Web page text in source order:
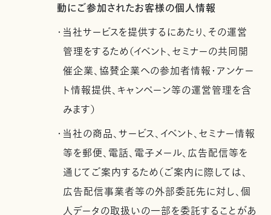
動にご参加されたお客様の個人情報
・当社サービスを提供するにあたり、その運営
管理をするため（イベント、セミナーの共同開
催企業、協賛企業への参加者情報・アンケー
ト情報提供、キャンペーン等の運営管理を含
みます）
・当社の商品、サービス、イベント、セミナー情報
等を郵便、電話、電子メール、広告配信等を
通じてご案内するため（ご案内に際しては、
広告配信事業者等の外部委託先に対し、個
人データの取扱いの一部を委託することがあ